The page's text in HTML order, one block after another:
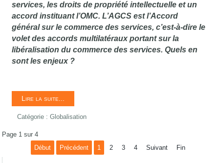
services, les droits de propriété intellectuelle et un
accord instituant l’OMC. L’AGCS est l’Accord
général sur le commerce des services, c’est-à-dire le
volet des accords multilatéraux portant sur la
libéralisation du commerce des services. Quels en
sont les enjeux ?
Lire la suite...
Catégorie :Globalisation
Page 1 sur 4
Début
Précédent 1 2 3 4 Suivant Fin